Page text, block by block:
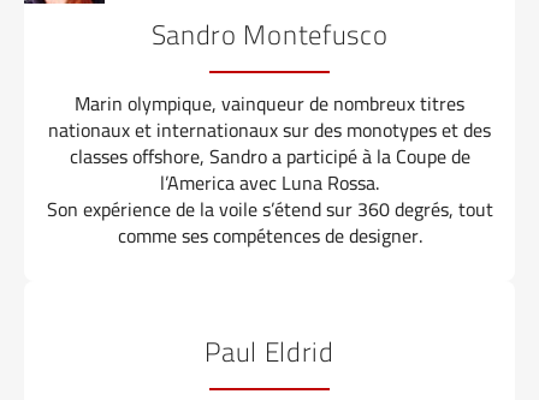
Sandro Montefusco
Marin olympique, vainqueur de nombreux titres
nationaux et internationaux sur des monotypes et des
classes offshore, Sandro a participé à la Coupe de
l’America avec Luna Rossa.
Son expérience de la voile s’étend sur 360 degrés, tout
comme ses compétences de designer.
Paul Eldrid